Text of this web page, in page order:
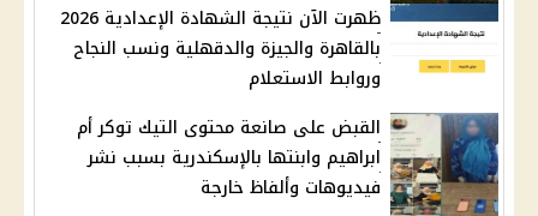
ظهرت الآن نتيجة الشهادة الإعدادية 2026
بالقاهرة والجيزة والدقهلية ونسب النجاح
وروابط الاستعلام
القبض على صانعة محتوى التيك توكر أم
ابراهيم وابنتها بالإسكندرية بسبب نشر
فيديوهات وألفاظ خارجة